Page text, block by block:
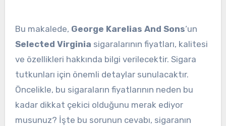
Bu makalede, George Karelias And Sons‘un
Selected Virginia sigaralarının fiyatları, kalitesi
ve özellikleri hakkında bilgi verilecektir. Sigara
tutkunları için önemli detaylar sunulacaktır.
Öncelikle, bu sigaraların fiyatlarının neden bu
kadar dikkat çekici olduğunu merak ediyor
musunuz? İşte bu sorunun cevabı, sigaranın